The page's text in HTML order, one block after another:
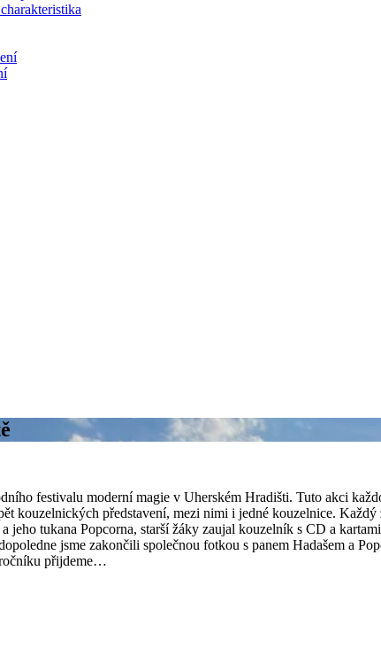
festivalu moderní magie v Uherském Hradišti. Tuto akci
kouzelnických představení, mezi nimi i jedné kouzelnice.
jeho tukana Popcorna, starší žáky zaujal kouzelník s CD a
jsme zakončili společnou fotkou s panem Hadašem a
přijdeme…